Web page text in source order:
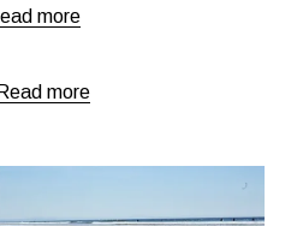
more
Read more